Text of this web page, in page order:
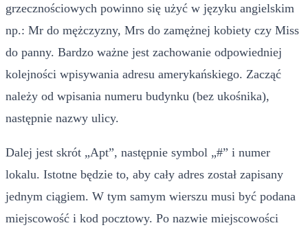
grzecznościowych powinno się użyć w języku angielskim
np.: Mr do mężczyzny, Mrs do zamężnej kobiety czy Miss
do panny. Bardzo ważne jest zachowanie odpowiedniej
kolejności wpisywania adresu amerykańskiego. Zacząć
należy od wpisania numeru budynku (bez ukośnika),
następnie nazwy ulicy.
Dalej jest skrót „Apt”, następnie symbol „#” i numer
lokalu. Istotne będzie to, aby cały adres został zapisany
jednym ciągiem. W tym samym wierszu musi być podana
miejscowość i kod pocztowy. Po nazwie miejscowości